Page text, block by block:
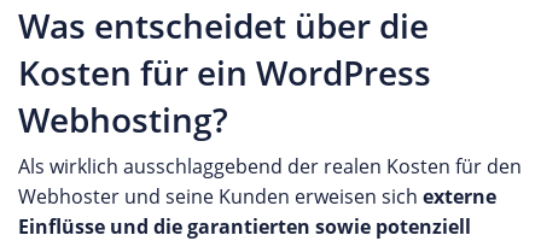
Was entscheidet über die
Kosten für ein WordPress
Webhosting?
Als wirklich ausschlaggebend der realen Kosten für den
Webhoster und seine Kunden erweisen sich externe
Einflüsse und die garantierten sowie potenziell